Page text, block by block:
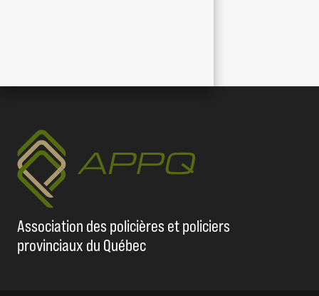
Association des policières et policiers
provinciaux du Québec